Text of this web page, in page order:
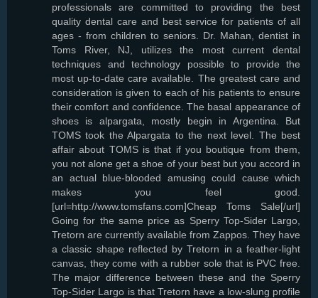
professionals are committed to providing the best
quality dental care and best service for patients of all
ages - from children to seniors. Dr. Mahan, dentist in
Toms River, NJ, utilizes the most current dental
techniques and technology possible to provide the
most up-to-date care available. The greatest care and
consideration is given to each of his patients to ensure
their comfort and confidence. The basal appearance of
shoes is alpargata, mostly begin in Argentina. But
TOMS took the Alpargata to the next level. The best
affair about TOMS is that if you boutique from them,
you not alone get a shoe of your best but you accord in
an actual blue-blooded amusing could cause which
makes you feel good.
[url=http://www.tomsfans.com]Cheap Toms Sale[/url]
Going for the same price as Sperry Top-Sider Largo,
Tretorn are currently available from Zappos. They have
a classic shape reflected by Tretorn in a feather-light
canvas, they come with a rubber sole that is PVC free.
The major difference between these and the Sperry
Top-Sider Largo is that Tretorn have a low-slung profile